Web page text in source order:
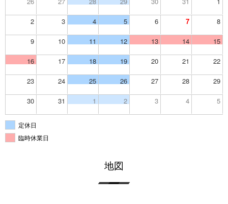
2 3 4 5 6 7 8
9 10 11 12 13 14 15
16 17 18 19 20 21 22
23 24 25 26 27 28 29
30 31 1 2 3 4 5
定休日
臨時休業日
地図